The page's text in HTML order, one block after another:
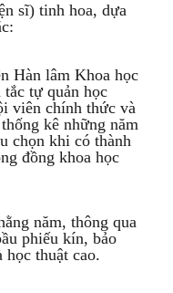
sĩ) tinh hoa, dựa
Hàn lâm Khoa học
tự quản học
viên chính thức và
kê những năm
chọn khi có thành
đồng khoa học
năm, thông qua
phiếu kín, bảo
thuật cao.